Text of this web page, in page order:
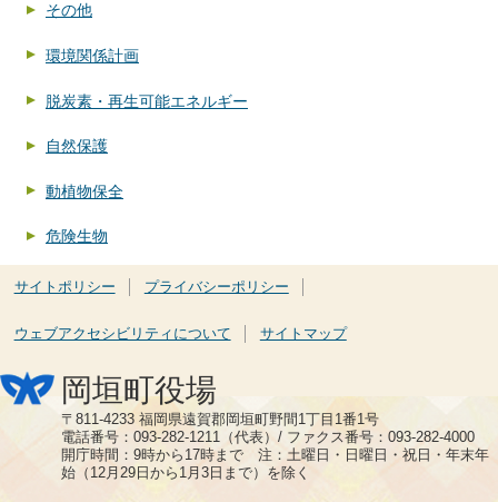
その他
環境関係計画
脱炭素・再生可能エネルギー
自然保護
動植物保全
危険生物
サイトポリシー プライバシーポリシー
ウェブアクセシビリティについて サイトマップ
岡垣町役場
〒811-4233 福岡県遠賀郡岡垣町野間1丁目1番1号
電話番号：093-282-1211（代表）/ ファクス番号：093-282-4000
開庁時間：9時から17時まで 注：土曜日・日曜日・祝日・年末年
始（12月29日から1月3日まで）を除く